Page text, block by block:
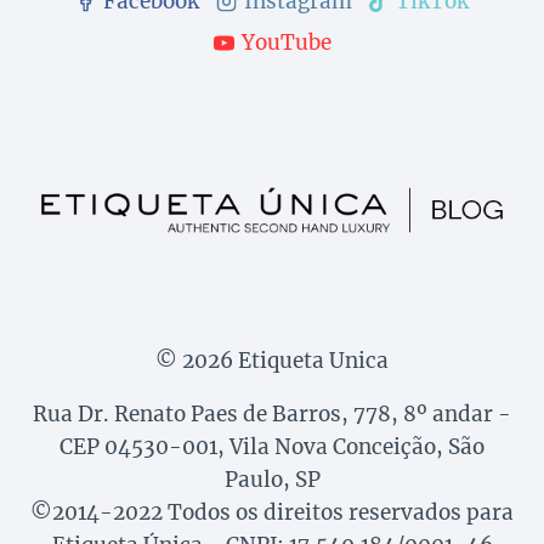
YouTube
© 2026 Etiqueta Unica
Rua Dr. Renato Paes de Barros, 778, 8º andar -
CEP 04530-001, Vila Nova Conceição, São
Paulo, SP
©2014-2022 Todos os direitos reservados para